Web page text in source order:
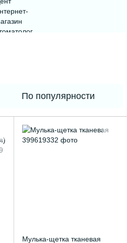
По популярности
Мулька-щетка тканевая